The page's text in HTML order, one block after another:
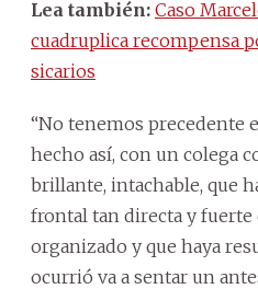
Lea también: Caso
cuadruplica recompensa
sicarios
“No tenemos precedente
hecho así, con un colega
brillante, intachable, que
frontal tan directa y
organizado y que haya
ocurrió va a sentar un